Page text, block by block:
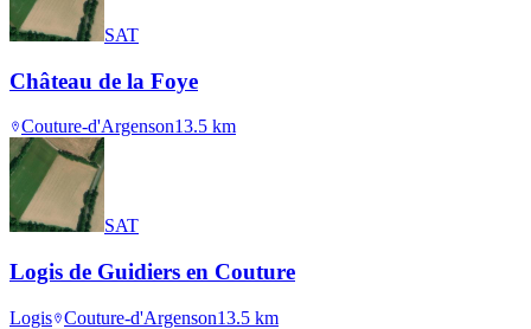
SAT
Château de la Foye
Couture-d'Argenson13.5 km
SAT
Logis de Guidiers en Couture
Logis Couture-d'Argenson13.5 km